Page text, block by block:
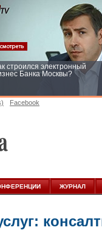
строился электронный
Банка Москвы?
Facebook
ЖУРНАЛ